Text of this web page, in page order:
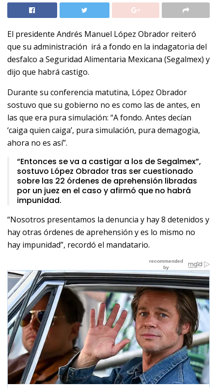
El presidente Andrés Manuel López Obrador reiteró
que su administración irá a fondo en la indagatoria del
desfalco a Seguridad Alimentaria Mexicana (Segalmex) y
dijo que habrá castigo.
Durante su conferencia matutina, López Obrador
sostuvo que su gobierno no es como las de antes, en
las que era pura simulación: “A fondo. Antes decían
‘caiga quien caiga’, pura simulación, pura demagogia,
ahora no es así”.
“Entonces se va a castigar a los de Segalmex”,
sostuvo López Obrador tras ser cuestionado
sobre las 22 órdenes de aprehensión libradas
por un juez en el caso y afirmó que no habrá
impunidad.
“Nosotros presentamos la denuncia y hay 8 detenidos y
hay otras órdenes de aprehensión y es lo mismo no
hay impunidad”, recordó el mandatario.